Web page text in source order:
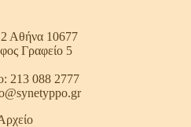
2 Αθήνα 10677
Γραφείο 5
213 088 2777